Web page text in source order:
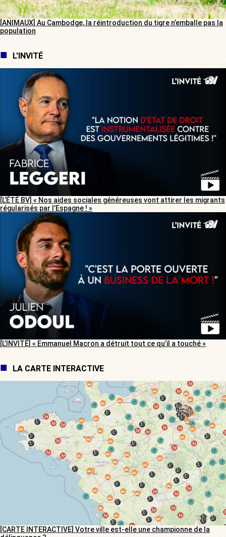
[ANIMAUX] Au Cambodge, la réintroduction du tigre n’emballe pas la
population
L'INVITÉ
[L’ÉTÉ BV] « Nos aides sociales généreuses vont attirer les migrants
régularisés par l’Espagne ! »
[L’INVITÉ] « Emmanuel Macron a détruit tout ce qu’il a touché »
LA CARTE INTERACTIVE
[CARTE INTERACTIVE] Votre ville est-elle une championne de la